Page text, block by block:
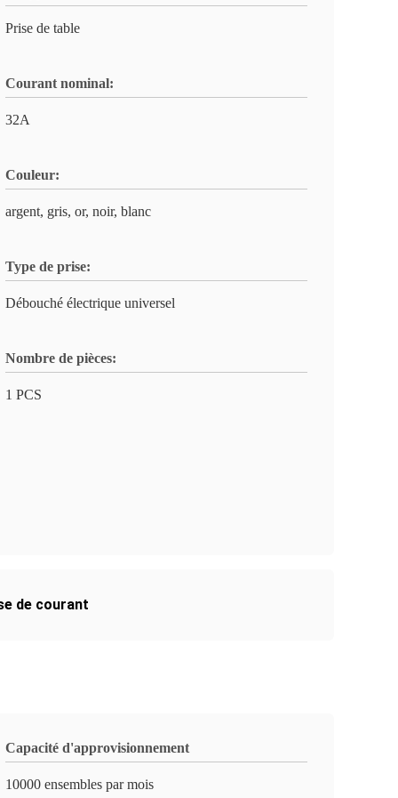
Prise de table
Courant nominal:
32A
Couleur:
argent, gris, or, noir, blanc
Type de prise:
Débouché électrique universel
Nombre de pièces:
1 PCS
de courant
Capacité d'approvisionnement
10000 ensembles par mois